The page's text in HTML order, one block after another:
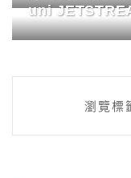
uni
瀏覽標